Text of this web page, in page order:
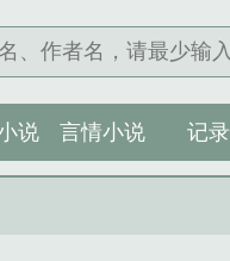
说 言情小说 记录